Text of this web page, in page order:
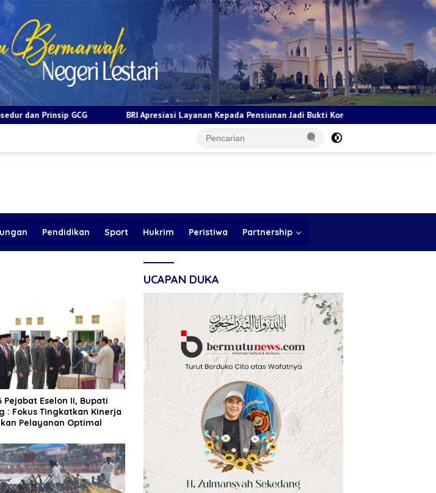
BRI Apresiasi Layanan Kepada Pensiunan Jadi Bukti Komitmen Tingkatkan Kepuasan Loyalitas Nasabah
Pendidikan Sport Hukrim Peristiwa Partnership
Pejabat Eselon II, Bupati
: Fokus Tingkatkan Kinerja
Pelayanan Optimal
UCAPAN DUKA